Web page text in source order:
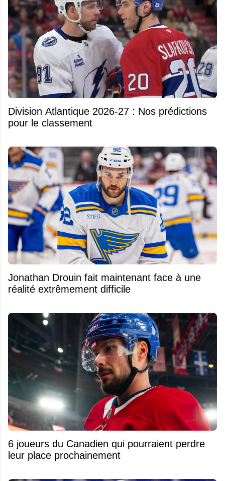
Division Atlantique 2026-27 : Nos prédictions
pour le classement
Jonathan Drouin fait maintenant face à une
réalité extrêmement difficile
6 joueurs du Canadien qui pourraient perdre
leur place prochainement